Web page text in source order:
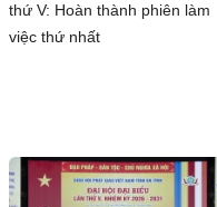
thứ V: Hoàn thành phiên làm
việc thứ nhất